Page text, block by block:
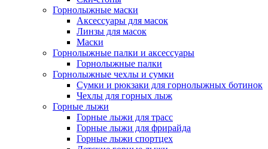
Горнолыжные маски
Аксессуары для масок
Линзы для масок
Маски
Горнолыжные палки и аксессуары
Горнолыжные палки
Горнолыжные чехлы и сумки
Сумки и рюкзаки для горнолыжных ботинок
Чехлы для горных лыж
Горные лыжи
Горные лыжи для трасс
Горные лыжи для фрирайда
Горные лыжи спортцех